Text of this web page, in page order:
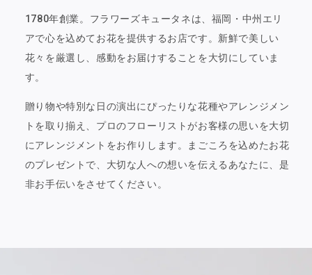
1780年創業。フラワーズキュータネは、福岡・中州エリ
アで心を込めてお花を提供するお店です。新鮮で美しい
花々を厳選し、感動をお届けすることを大切にしていま
す。
贈り物や特別な日の演出にぴったりな花種やアレンジメン
トを取り揃え、プロのフローリストがお客様の思いを大切
にアレンジメントをお作りします。まごころを込めたお花
のプレゼントで、大切な人への想いを伝えるあなたに、是
非お手伝いをさせてください。